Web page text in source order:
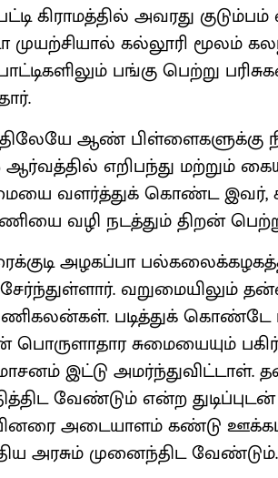
கிராமத்தில் அவரது
முயற்சியால் கல்லூரி மூலம்
பங்கு பெற்று
ஆண் பிள்ளைகளுக்கு
எறிபந்து மற்றும்
வளர்த்துக் கொண்ட இவர்,
வழி நடத்தும் திறன்
அழகப்பா
சேர்ந்துள்ளார். வறுமையிலும்
படித்துக் கொண்டே
சுமையையும்
இட்டு அமர்ந்துவிட்டாள்.
வேண்டும் என்ற
அடையாளம் கண்டு
அரசும் முனைந்திட வேண்டும்.